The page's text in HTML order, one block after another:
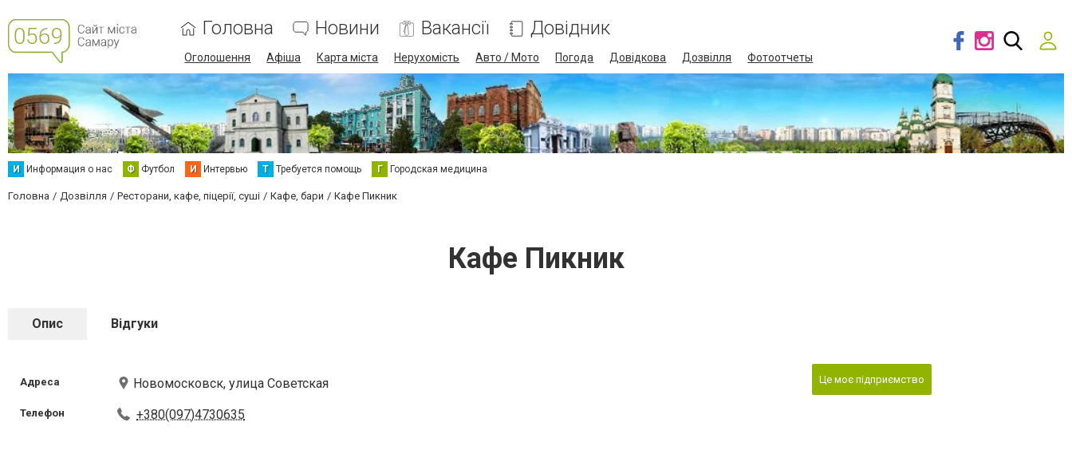
Головна Новини Вакансії Довідник
Оголошення Афіша Карта міста Нерухомість Авто / Мото Погода Довідкова Дозвілля Фотоотчеты
И Информация о нас Ф Футбол И Интервью Т Требуется помощь Г Городская медицина
Головна Дозвілля Ресторани, кафе, піцерії, суші Кафе, бари Кафе Пикник
Кафе Пикник
Опис Відгуки
Адреса Новомосковск, улица Советская
Телефон +380(097)4730635
Це моє підприємство